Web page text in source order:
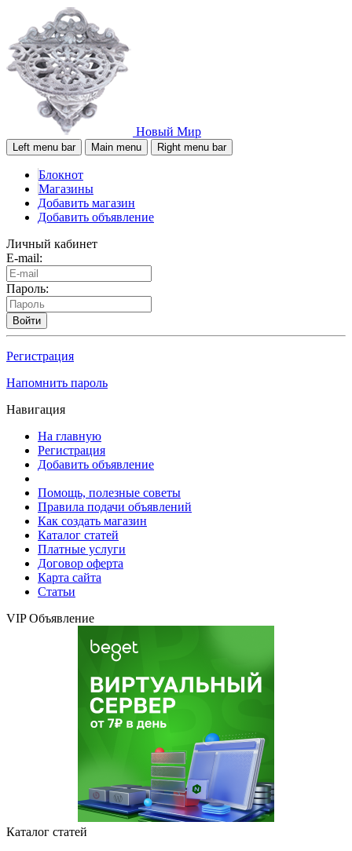
Новый Мир
Left menu bar Main menu Right menu bar
Блокнот
Магазины
Добавить магазин
Добавить объявление
Личный кабинет
E-mail:
Пароль:
Войти
Регистрация
Напомнить пароль
Навигация
На главную
Регистрация
Добавить объявление
Помощь, полезные советы
Правила подачи объявлений
Как создать магазин
Каталог статей
Платные услуги
Договор оферта
Карта сайта
Статьи
VIP Объявление
Каталог статей